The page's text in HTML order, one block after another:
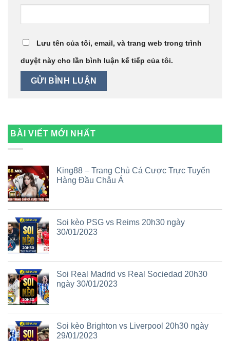
Lưu tên của tôi, email, và trang web trong trình
duyệt này cho lần bình luận kế tiếp của tôi.
BÀI VIẾT MỚI NHẤT
King88 – Trang Chủ Cá Cược Trực Tuyến
Hàng Đầu Châu Á
Soi kèo PSG vs Reims 20h30 ngày
30/01/2023
Soi Real Madrid vs Real Sociedad 20h30
ngày 30/01/2023
Soi kèo Brighton vs Liverpool 20h30 ngày
29/01/2023